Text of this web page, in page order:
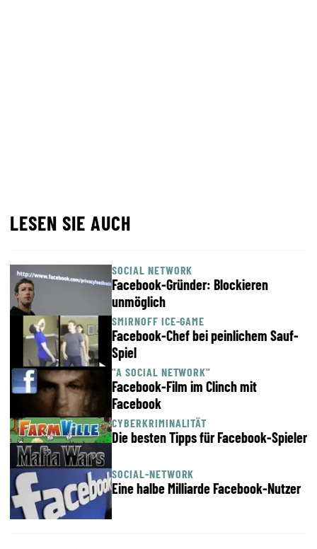
LESEN SIE AUCH
SOCIAL NETWORK
Facebook-Gründer: Blockieren
unmöglich
SMIRNOFF ICE-GAME
Facebook-Chef bei peinlichem Sauf-
Spiel
"A SOCIAL NETWORK"
Facebook-Film im Clinch mit
Facebook
CYBERKRIMINALITÄT
Die besten Tipps für Facebook-Spieler
SOCIAL-NETWORK
Eine halbe Milliarde Facebook-Nutzer